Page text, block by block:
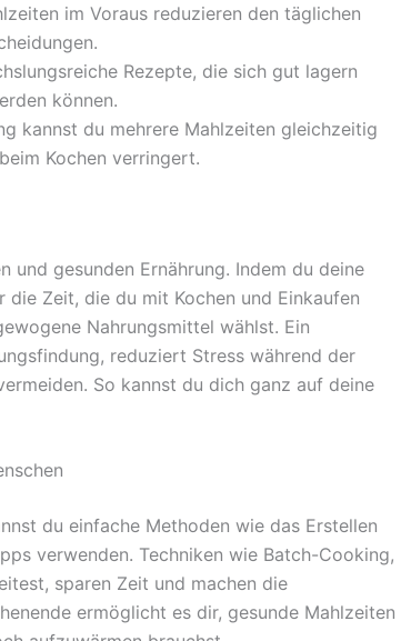
im Voraus reduzieren den täglichen
Rezepte, die sich gut lagern
können.
kannst du mehrere Mahlzeiten gleichzeitig
Kochen verringert.
und gesunden Ernährung. Indem du deine
Zeit, die du mit Kochen und Einkaufen
Nahrungsmittel wählst. Ein
reduziert Stress während der
So kannst du dich ganz auf deine
du einfache Methoden wie das Erstellen
verwenden. Techniken wie Batch-Cooking,
sparen Zeit und machen die
ermöglicht es dir, gesunde Mahlzeiten